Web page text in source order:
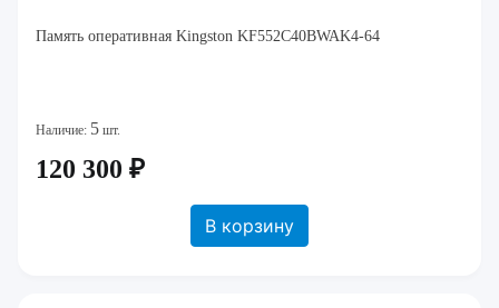
Память оперативная Kingston KF552C40BWAK4-64
Наличие: 5 шт.
120 300 ₽
В корзину